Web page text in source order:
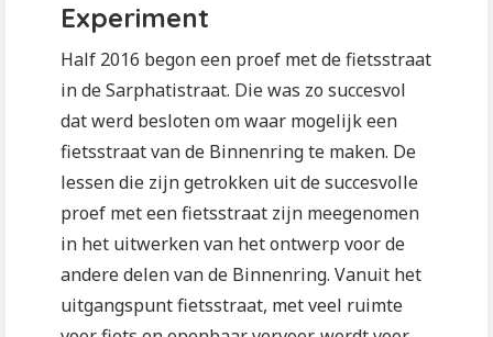
Experiment
Half 2016 begon een proef met de fietsstraat
in de Sarphatistraat. Die was zo succesvol
dat werd besloten om waar mogelijk een
fietsstraat van de Binnenring te maken. De
lessen die zijn getrokken uit de succesvolle
proef met een fietsstraat zijn meegenomen
in het uitwerken van het ontwerp voor de
andere delen van de Binnenring. Vanuit het
uitgangspunt fietsstraat, met veel ruimte